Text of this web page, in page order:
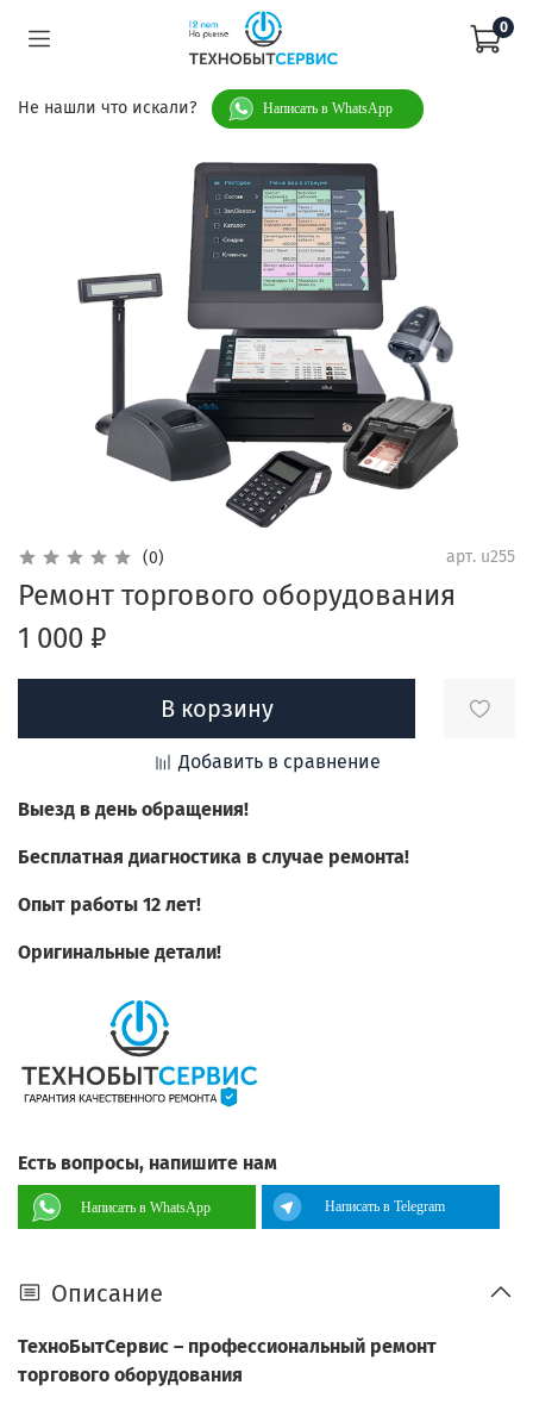
0
Не нашли что искали? Написать в WhatsApp
(0) арт. u255
Ремонт торгового оборудования
1 000 ₽
В корзину
Добавить в сравнение
Выезд в день обращения!
Бесплатная диагностика в случае ремонта!
Опыт работы 12 лет!
Оригинальные детали!
Есть вопросы, напишите нам
Написать в WhatsApp Написать в Telegram
Описание
ТехноБытСервис – профессиональный ремонт
торгового оборудования